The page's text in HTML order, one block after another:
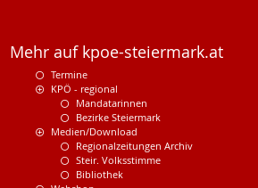
Mehr auf kpoe-steiermark.at
Termine
KPÖ - regional
Mandatarinnen
Bezirke Steiermark
Medien/Download
Regionalzeitungen Archiv
Steir. Volksstimme
Bibliothek